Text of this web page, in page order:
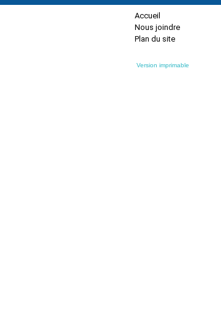
Accueil
Nous joindre
Plan du site
Version imprimable